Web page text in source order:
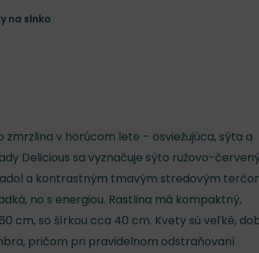
na slnko
v horúcom lete – osviežujúca, sýta a
Delicious sa vyznačuje sýto ružovo-
a kontrastným tmavým stredovým
no s energiou. Rastlina má kompaktný,
cm, so šírkou cca 40 cm. Kvety sú veľké,
pričom pri pravidelnom odstraňovaní